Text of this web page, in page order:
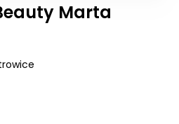
Marta